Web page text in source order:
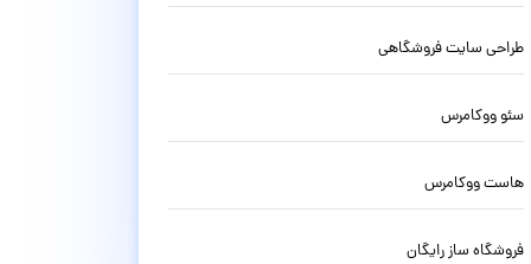
طراحی سایت فروشگاهی
سئو ووکامرس
هاست ووکامرس
فروشگاه ساز رایگان